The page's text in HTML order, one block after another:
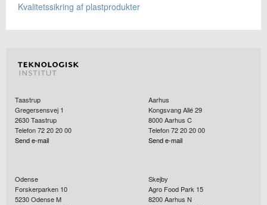
Kvalitetssikring af plastprodukter
Taastrup
Gregersensvej 1
2630Taastrup
Telefon 72 20 20 00
Send e-mail
Aarhus
Kongsvang Allé 29
8000Aarhus C
Telefon 72 20 20 00
Send e-mail
Odense
Forskerparken 10
5230Odense M
Skejby
Agro Food Park 15
8200Aarhus N